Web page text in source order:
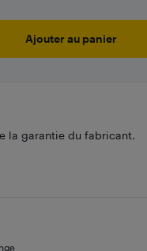
Ajouter au panier
la garantie du fabricant.